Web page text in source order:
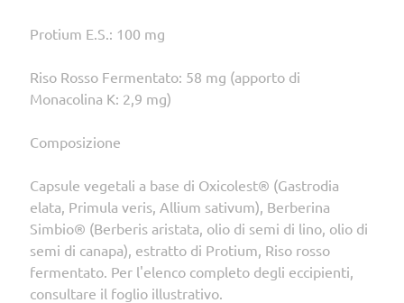
Protium E.S.: 100 mg
Riso Rosso Fermentato: 58 mg (apporto di
Monacolina K: 2,9 mg)
Composizione
Capsule vegetali a base di Oxicolest® (Gastrodia
elata, Primula veris, Allium sativum), Berberina
Simbio® (Berberis aristata, olio di semi di lino, olio di
semi di canapa), estratto di Protium, Riso rosso
fermentato. Per l'elenco completo degli eccipienti,
consultare il foglio illustrativo.